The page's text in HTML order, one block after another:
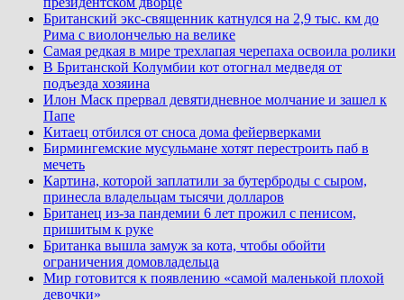
Британский экс-священник катнулся на 2,9 тыс. км до
Рима с виолончелью на велике
Самая редкая в мире трехлапая черепаха освоила ролики
В Британской Колумбии кот отогнал медведя от
подъезда хозяина
Илон Маск прервал девятидневное молчание и зашел к
Папе
Китаец отбился от сноса дома фейерверками
Бирмингемские мусульмане хотят перестроить паб в
мечеть
Картина, которой заплатили за бутерброды с сыром,
принесла владельцам тысячи долларов
Британец из-за пандемии 6 лет прожил с пенисом,
пришитым к руке
Британка вышла замуж за кота, чтобы обойти
ограничения домовладельца
Мир готовится к появлению «самой маленькой плохой
девочки»